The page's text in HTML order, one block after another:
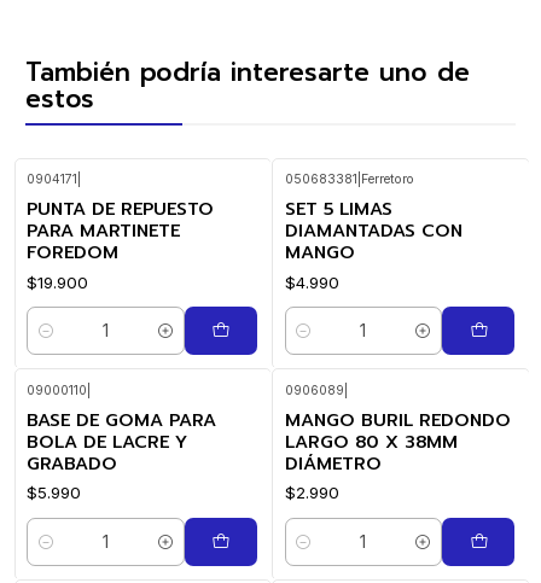
También podría interesarte uno de
estos
0904171
PUNTA DE REPUESTO
PARA MARTINETE
FOREDOM
$19.900
Cantidad
050683381 Ferretoro
SET 5 LIMAS
DIAMANTADAS CON
MANGO
$4.990
Cantidad
09000110
BASE DE GOMA PARA
BOLA DE LACRE Y
GRABADO
$5.990
Cantidad
0906089
MANGO BURIL REDONDO
LARGO 80 X 38MM
DIÁMETRO
$2.990
Cantidad